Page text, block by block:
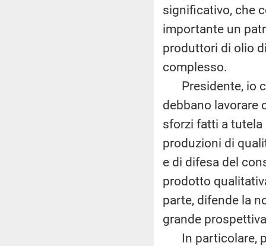
significativo, che
importante un
produttori di olio
complesso.
Presidente, io
debbano lavorare
sforzi fatti a
produzioni di
e di difesa del
prodotto
parte, difende la
grande
In particolare,